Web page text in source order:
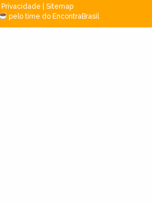
Privacidade
Sitemap
pelo time do EncontraBrasil